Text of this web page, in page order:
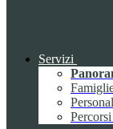
Servizi